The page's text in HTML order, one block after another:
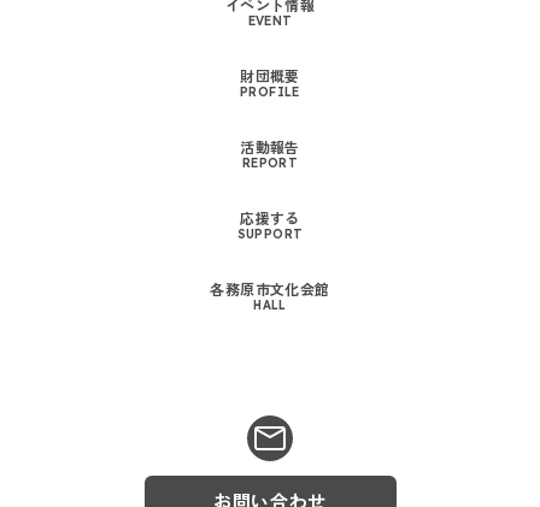
イベント情報
EVENT
財団概要
PROFILE
活動報告
REPORT
応援する
SUPPORT
各務原市文化会館
HALL
お問い合わせ